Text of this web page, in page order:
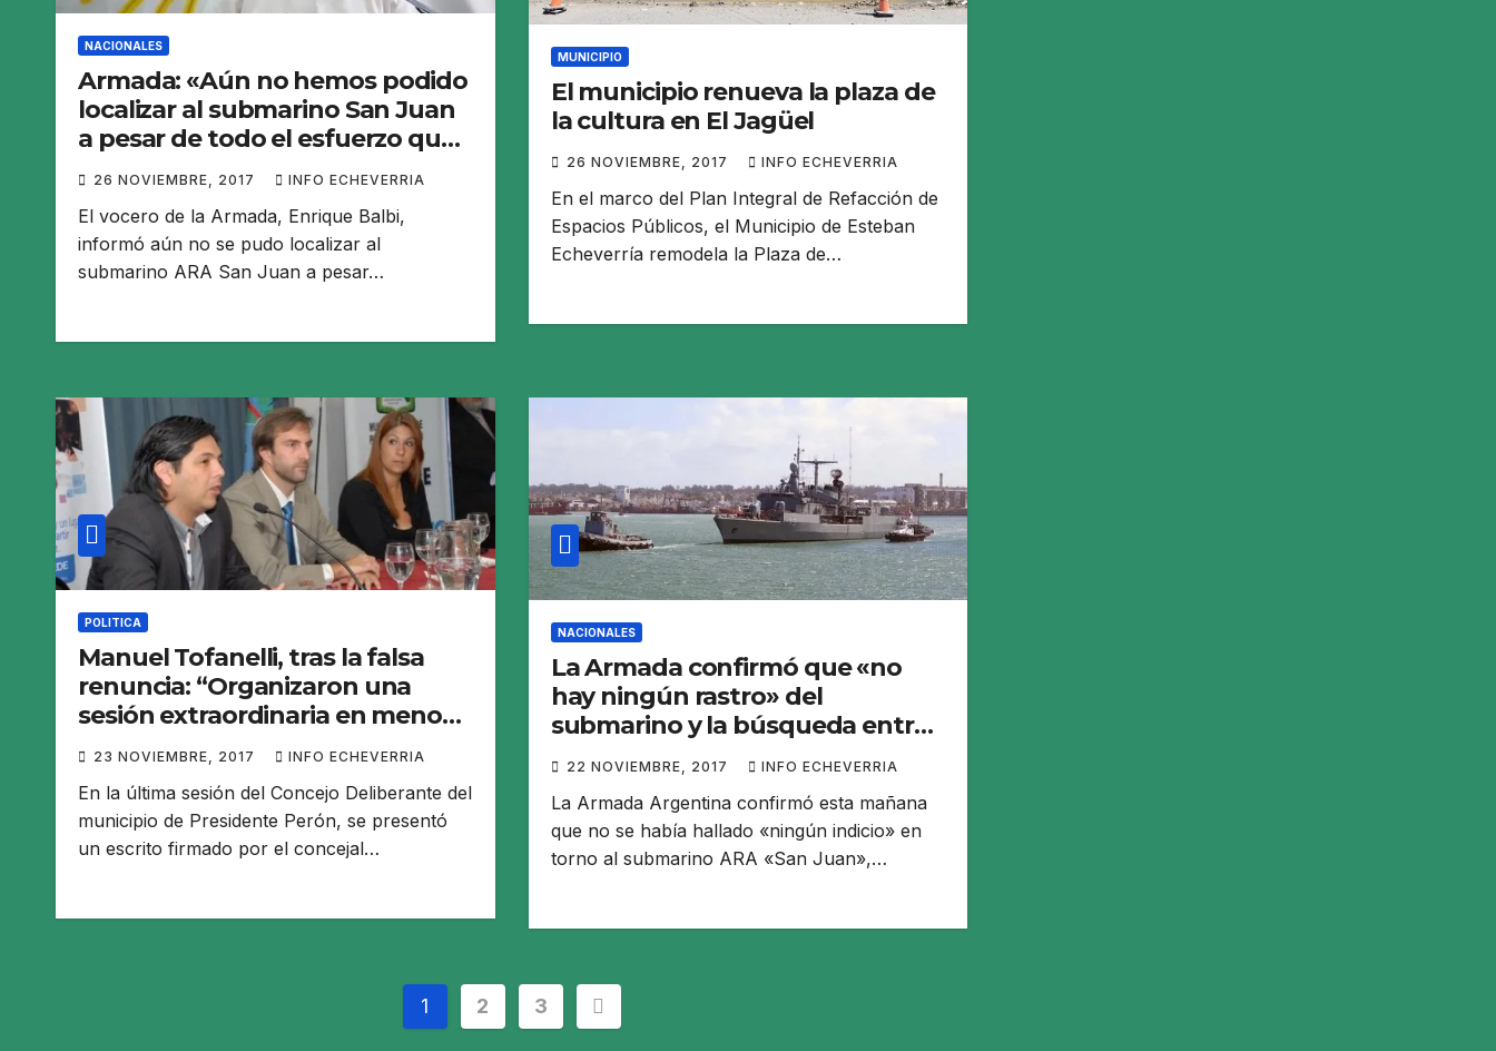
NACIONALES
Armada: «Aún no hemos podido
localizar al submarino San Juan
a pesar de todo el esfuerzo que
estamos haciendo»
26 NOVIEMBRE, 2017 INFO ECHEVERRIA
El vocero de la Armada, Enrique Balbi,
informó aún no se pudo localizar al
submarino ARA San Juan a pesar…
MUNICIPIO
El municipio renueva la plaza de
la cultura en El Jagüel
26 NOVIEMBRE, 2017 INFO ECHEVERRIA
En el marco del Plan Integral de Refacción de
Espacios Públicos, el Municipio de Esteban
Echeverría remodela la Plaza de…
POLITICA
Manuel Tofanelli, tras la falsa
renuncia: “Organizaron una
sesión extraordinaria en menos
de dos horas”
23 NOVIEMBRE, 2017 INFO ECHEVERRIA
En la última sesión del Concejo Deliberante del
municipio de Presidente Perón, se presentó
un escrito firmado por el concejal…
NACIONALES
La Armada confirmó que «no
hay ningún rastro» del
submarino y la búsqueda entra
en una fase crítica por la falta de
22 NOVIEMBRE, 2017 INFO ECHEVERRIA
La Armada Argentina confirmó esta mañana
que no se había hallado «ningún indicio» en
torno al submarino ARA «San Juan»,…
Paginación
1 2 3